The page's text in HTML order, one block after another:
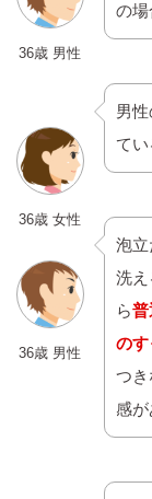
36歳 男性
の場
36歳 女性
男
てい
36歳 男性
泡立
洗え
ら普
のす
つ
感が